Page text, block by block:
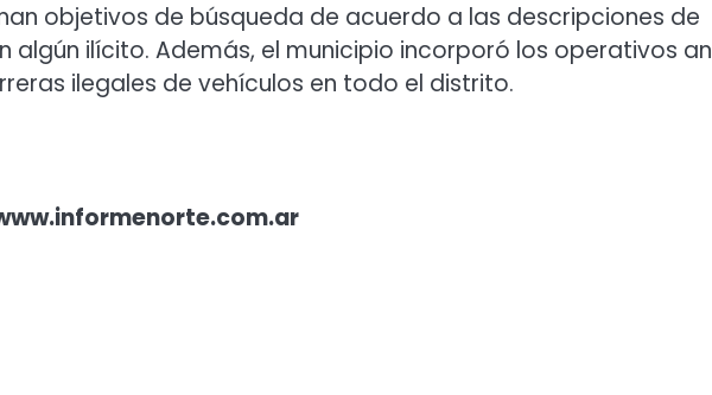
objetivos de búsqueda de acuerdo a las descripciones de
algún ilícito. Además, el municipio incorporó los operativos
ilegales de vehículos en todo el distrito.